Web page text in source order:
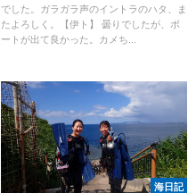
でした。ガラガラ声のイントラのハタ、ま
たよろしく。【伊ト】 曇りでしたが、ボ
ートが出て良かった。カメち...
海日記